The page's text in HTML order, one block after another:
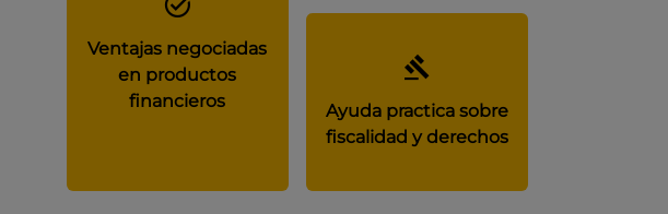
Ventajas negociadas
en productos
financieros
Ayuda practica sobre
fiscalidad y derechos